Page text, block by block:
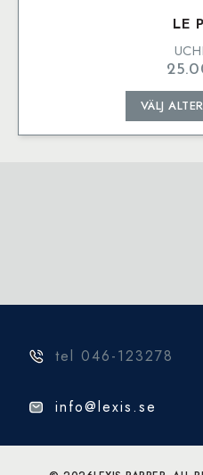
LE
VÄLJ
Den
här
produkten
tel 046-123278
info@lexis.se